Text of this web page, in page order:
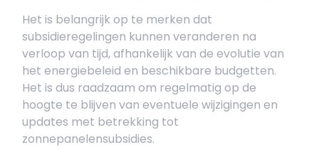
Het is belangrijk op te merken dat
subsidieregelingen kunnen veranderen na
verloop van tijd, afhankelijk van de evolutie van
het energiebeleid en beschikbare budgetten.
Het is dus raadzaam om regelmatig op de
hoogte te blijven van eventuele wijzigingen en
updates met betrekking tot
zonnepanelensubsidies.